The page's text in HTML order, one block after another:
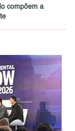
compõem a